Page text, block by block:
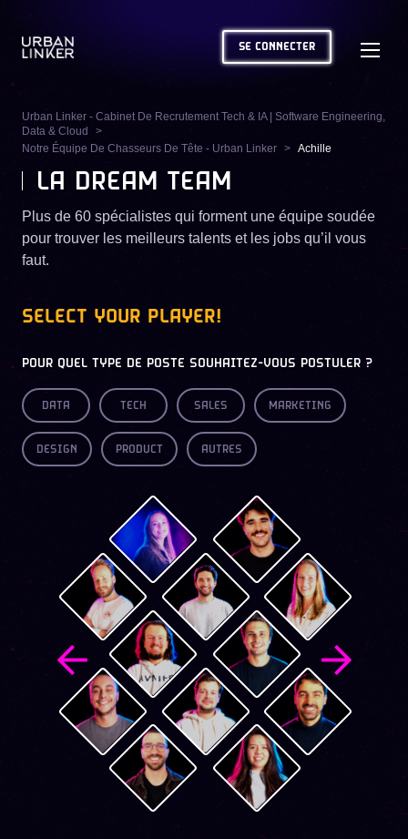
SE CONNECTER
Urban Linker - Cabinet De Recrutement Tech & IA | Software Engineering,
Data & Cloud
Notre Équipe De Chasseurs De Tête - Urban Linker
Achille
LA DREAM TEAM
Plus de 60 spécialistes qui forment une équipe soudée
pour trouver les meilleurs talents et les jobs qu’il vous
faut.
SELECT YOUR PLAYER!
POUR QUEL TYPE DE POSTE SOUHAITEZ-VOUS POSTULER ?
DATA TECH SALES MARKETING
DESIGN PRODUCT AUTRES